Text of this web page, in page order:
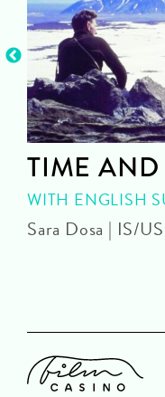
TIME AND
WITH ENGLISH
Sara Dosa | IS/